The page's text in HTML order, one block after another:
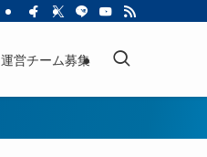
運営チーム募集